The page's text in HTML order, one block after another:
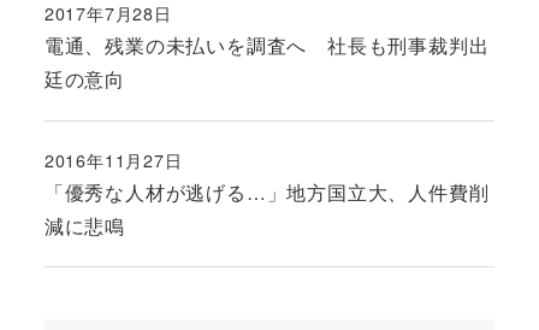
電通、残業の未払いを調査へ 社長も刑事裁判出
廷の意向
投稿日
2017年7月28日
「優秀な人材が逃げる…」地方国立大、人件費削
減に悲鳴
投稿日
2016年11月27日